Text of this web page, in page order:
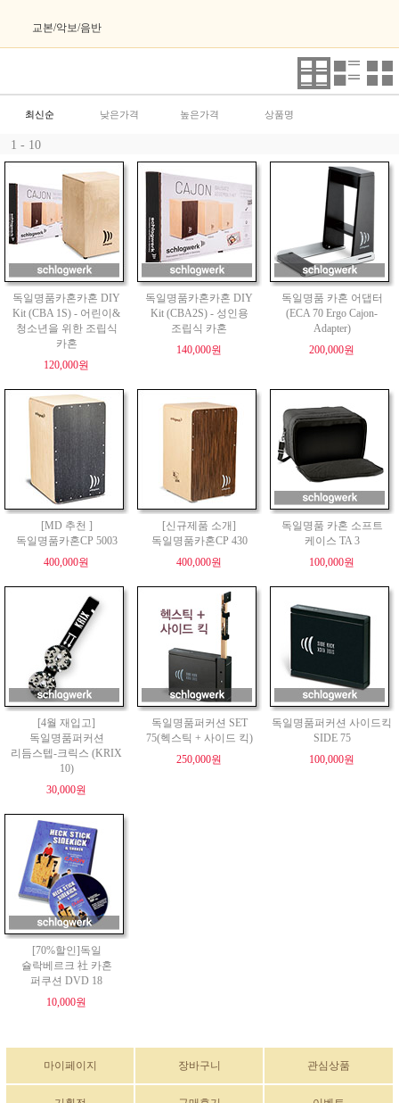
교본/악보/음반
최신순 낮은가격 높은가격 상품명
1 - 10
독일명품카혼카혼 DIY
Kit (CBA 1S) - 어린이&
청소년을 위한 조립식
카혼
120,000원
독일명품카혼카혼 DIY
Kit (CBA2S) - 성인용
조립식 카혼
140,000원
독일명품 카혼 어댑터
(ECA 70 Ergo Cajon-
Adapter)
200,000원
[MD 추천 ]
독일명품카혼CP 5003
400,000원
[신규제품 소개]
독일명품카혼CP 430
400,000원
독일명품 카혼 소프트
케이스 TA 3
100,000원
[4월 재입고]
독일명품퍼커션
리듬스텝-크릭스 (KRIX
10)
30,000원
독일명품퍼커션 SET
75(헥스틱 + 사이드 킥)
250,000원
독일명품퍼커션 사이드킥
SIDE 75
100,000원
[70%할인]독일
슐락베르크 社 카혼
퍼쿠션 DVD 18
10,000원
마이페이지 장바구니 관심상품